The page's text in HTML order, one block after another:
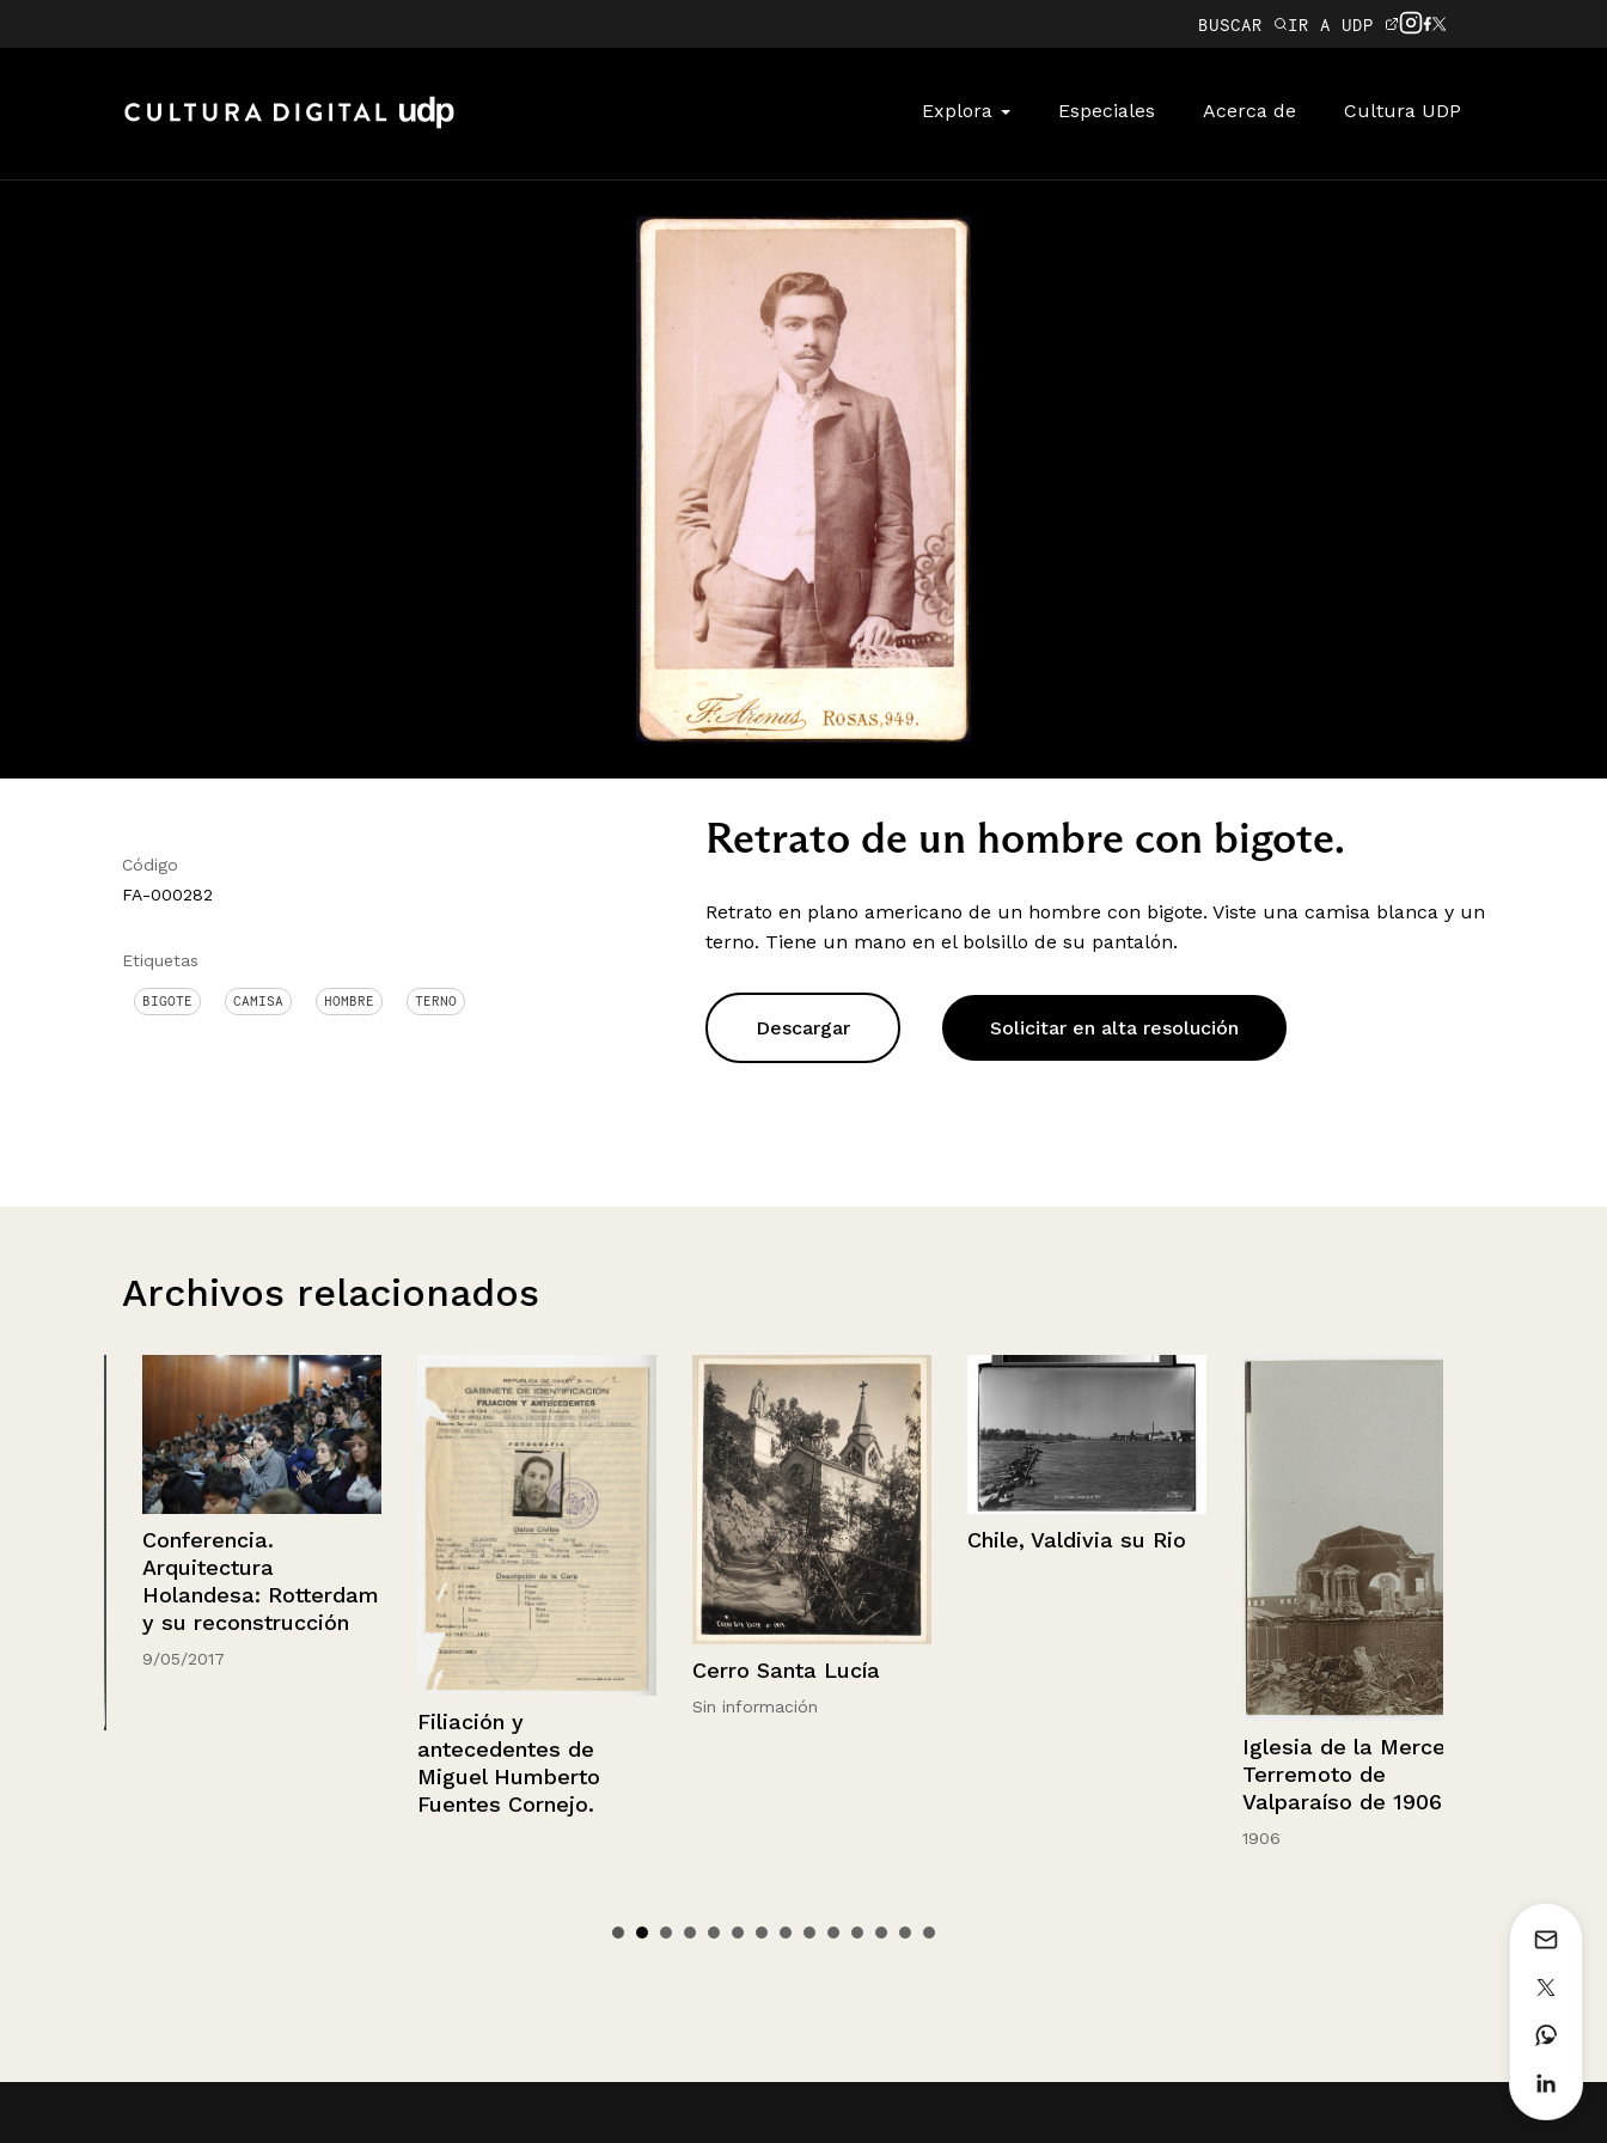
BUSCAR IR A UDP
Explora Especiales Acerca de Cultura UDP
Código
FA-000282
Etiquetas
BIGOTE CAMISA HOMBRE TERNO
Retrato de un hombre con bigote.
Retrato en plano americano de un hombre con bigote. Viste una camisa blanca y un
terno. Tiene un mano en el bolsillo de su pantalón.
Descargar Solicitar en alta resolución
Archivos relacionados
Conferencia.
Arquitectura
Holandesa: Rotterdam
y su reconstrucción
9/05/2017
Filiación y
antecedentes de
Miguel Humberto
Fuentes Cornejo.
Cerro Santa Lucía
Sin información
Chile, Valdivia su Rio
Iglesia de la Merced,
Terremoto de
Valparaíso de 1906.